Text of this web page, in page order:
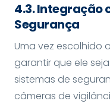
4.3. Integração
Segurança
Uma vez escolhido
garantir que ele
sistemas de
câmeras de